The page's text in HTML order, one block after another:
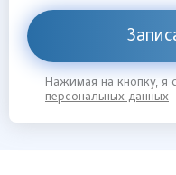
Нажимая на кнопку, я
персональных данных